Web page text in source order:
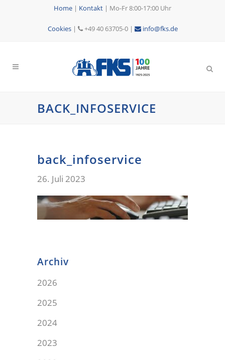
Home | Kontakt | Mo-Fr 8:00-17:00 Uhr
Cookies| +49 40 63705-0 | info@fks.de
BACK_INFOSERVICE
back_infoservice
26. Juli 2023
Archiv
2026
2025
2024
2023